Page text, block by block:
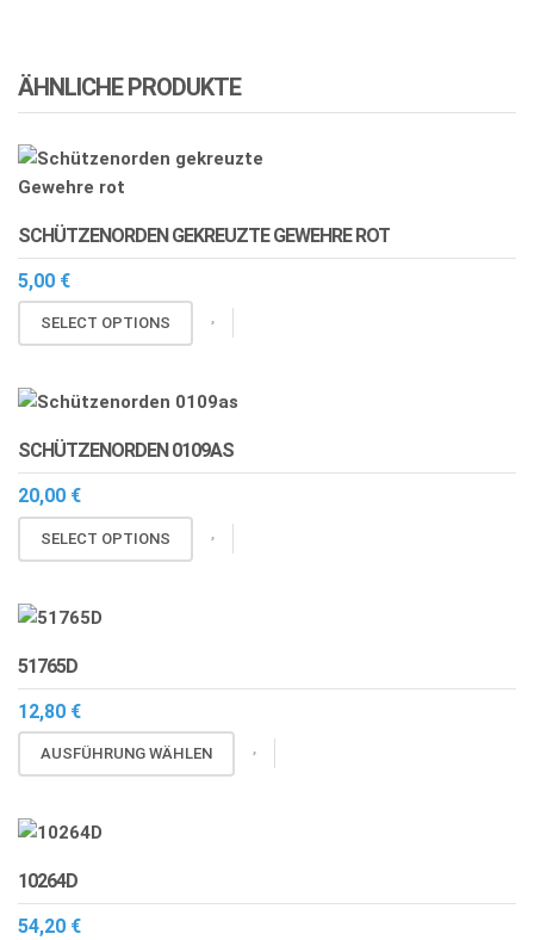
ÄHNLICHE PRODUKTE
SCHÜTZENORDEN GEKREUZTE GEWEHRE ROT
5,00 €
SELECT OPTIONS
SCHÜTZENORDEN 0109AS
20,00 €
SELECT OPTIONS
51765D
12,80 €
AUSFÜHRUNG WÄHLEN
Dieses
Produkt
10264D
54,20 €